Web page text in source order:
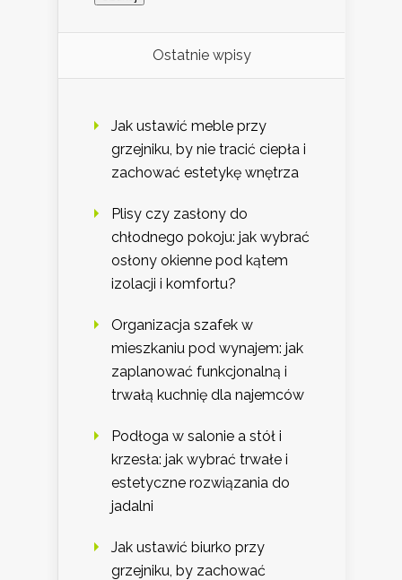
Ostatnie wpisy
Jak ustawić meble przy
grzejniku, by nie tracić ciepła i
zachować estetykę wnętrza
Plisy czy zasłony do
chłodnego pokoju: jak wybrać
osłony okienne pod kątem
izolacji i komfortu?
Organizacja szafek w
mieszkaniu pod wynajem: jak
zaplanować funkcjonalną i
trwałą kuchnię dla najemców
Podłoga w salonie a stół i
krzesła: jak wybrać trwałe i
estetyczne rozwiązania do
jadalni
Jak ustawić biurko przy
grzejniku, by zachować